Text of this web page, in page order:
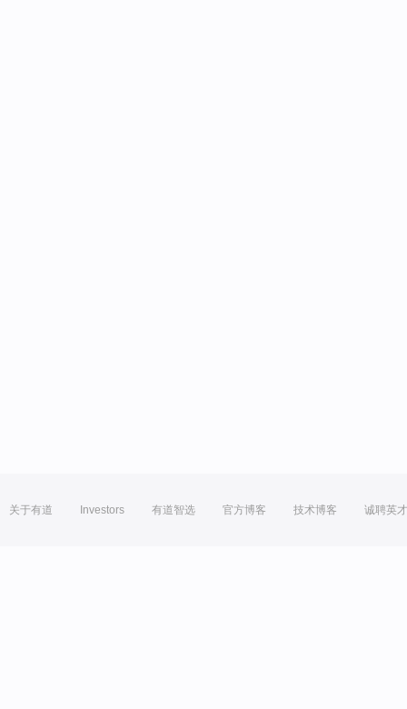
关于有道 Investors 有道智选 官方博客 技术博客 诚聘英才